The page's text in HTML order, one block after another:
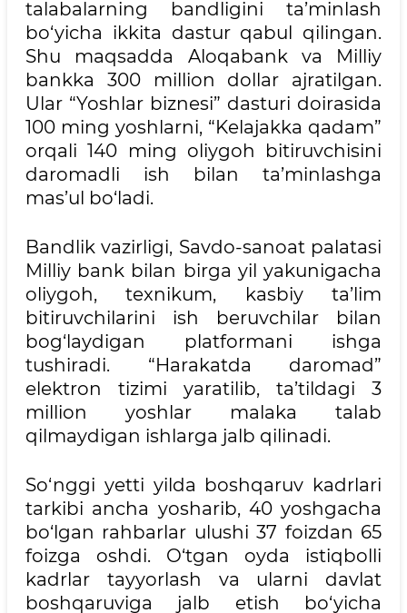
talabalarning bandligini ta’minlash
bo‘yicha ikkita dastur qabul qilingan.
Shu maqsadda Aloqabank va Milliy
bankka 300 million dollar ajratilgan.
Ular “Yoshlar biznesi” dasturi doirasida
100 ming yoshlarni, “Kelajakka qadam”
orqali 140 ming oliygoh bitiruvchisini
daromadli ish bilan ta’minlashga
mas’ul bo‘ladi.
Bandlik vazirligi, Savdo-sanoat palatasi
Milliy bank bilan birga yil yakunigacha
oliygoh, texnikum, kasbiy ta’lim
bitiruvchilarini ish beruvchilar bilan
bog‘laydigan platformani ishga
tushiradi. “Harakatda daromad”
elektron tizimi yaratilib, ta’tildagi 3
million yoshlar malaka talab
qilmaydigan ishlarga jalb qilinadi.
So‘nggi yetti yilda boshqaruv kadrlari
tarkibi ancha yosharib, 40 yoshgacha
bo‘lgan rahbarlar ulushi 37 foizdan 65
foizga oshdi. O‘tgan oyda istiqbolli
kadrlar tayyorlash va ularni davlat
boshqaruviga jalb etish bo‘yicha